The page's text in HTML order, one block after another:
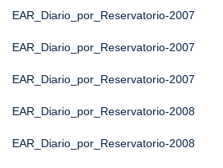
EAR_Diario_por_Reservatorio-2007
EAR_Diario_por_Reservatorio-2007
EAR_Diario_por_Reservatorio-2007
EAR_Diario_por_Reservatorio-2008
EAR_Diario_por_Reservatorio-2008